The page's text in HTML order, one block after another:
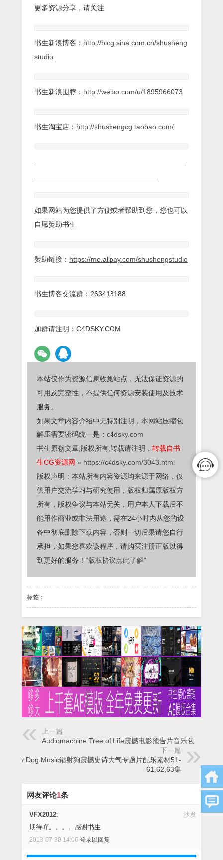
更多资源分享，请关注
书生新浪博客： http://blog.sina.com.cn/shusheng
studio
书生新浪围脖： http://weibo.com/u/1895966073
书生淘宝店： http://shushengcg.taobao.com/
如果网站为您提供了方便或者帮助到您，您也可以
自愿赞助书生
赞助链接： https://me.alipay.com/shushengstudio
书生博客交流群：263413188
加群请注明：C4DSKY.COM
本站仅作为资源信息收集站点，无法保证资源的
可用及完整性，不提供任何资源安装使用及技术
服务。
如果文章内容介绍中无特别注明，本网站压缩包
解压需要密码统一是： c4dsky.com
书生原创文章,版权所有,转载请注明， 转载自书
生CG资源网 » https://c4dsky.com/3043.html
版权声明：本站所有内容资源均来源于网络，仅
供用户交流学习与研究使用，版权归属原版权方
所有，版权争议与本站无关，用户本人下载后不
能用作商业或非法用途，需在24小时内从您的设
备中彻底删除下载内容，否则一切后果请您自行
承担，如果您喜欢该程序，请购买注册正版以得
到更好的服务！ “版权协议点此了解”
标签：
上一篇
Audiomachine Tree of Life震撼电影预告片音乐包
下一篇
X-ray Dog Music镭射狗震撼史诗大气专题片配乐素材51-
61,62,63集
网友评论1条
沙发
VFX2012:
期待吖。。。。感谢书生
2013-07-30 14:06 登录以回复